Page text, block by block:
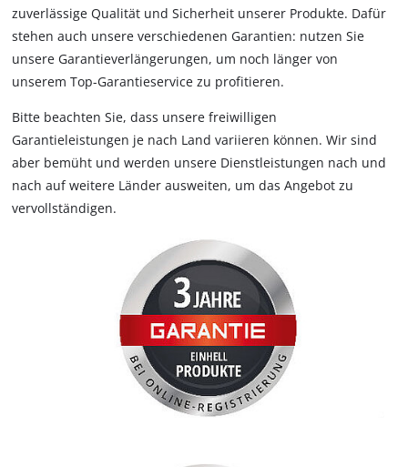
zuverlässige Qualität und Sicherheit unserer Produkte. Dafür
stehen auch unsere verschiedenen Garantien: nutzen Sie
unsere Garantieverlängerungen, um noch länger von
unserem Top-Garantieservice zu profitieren.
Bitte beachten Sie, dass unsere freiwilligen
Garantieleistungen je nach Land variieren können. Wir sind
aber bemüht und werden unsere Dienstleistungen nach und
nach auf weitere Länder ausweiten, um das Angebot zu
vervollständigen.